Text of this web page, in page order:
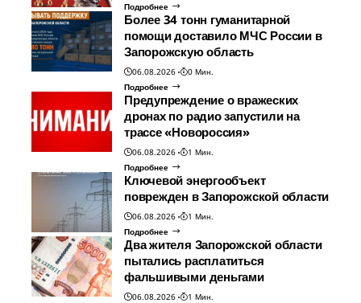
Подробнее
Более 34 тонн гуманитарной
помощи доставило МЧС России в
Запорожскую область
06.08.2026
0 Мин.
Подробнее
Предупреждение о вражеских
дронах по радио запустили на
трассе «Новороссия»
06.08.2026
1 Мин.
Подробнее
Ключевой энергообъект
поврежден в Запорожской области
06.08.2026
1 Мин.
Подробнее
Два жителя Запорожской области
пытались расплатиться
фальшивыми деньгами
06.08.2026
1 Мин.